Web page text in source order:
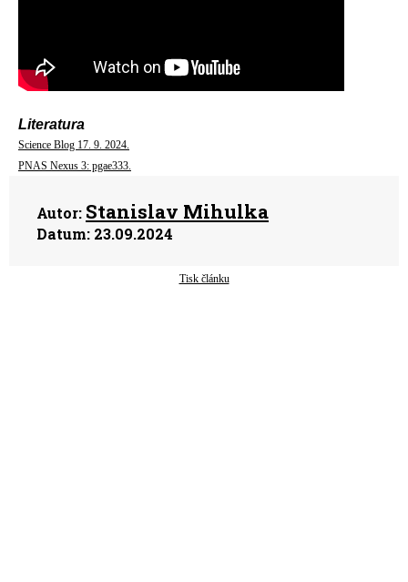
Literatura
Science Blog 17. 9. 2024.
PNAS Nexus 3: pgae333.
Autor: Stanislav Mihulka
Datum: 23.09.2024
Tisk článku